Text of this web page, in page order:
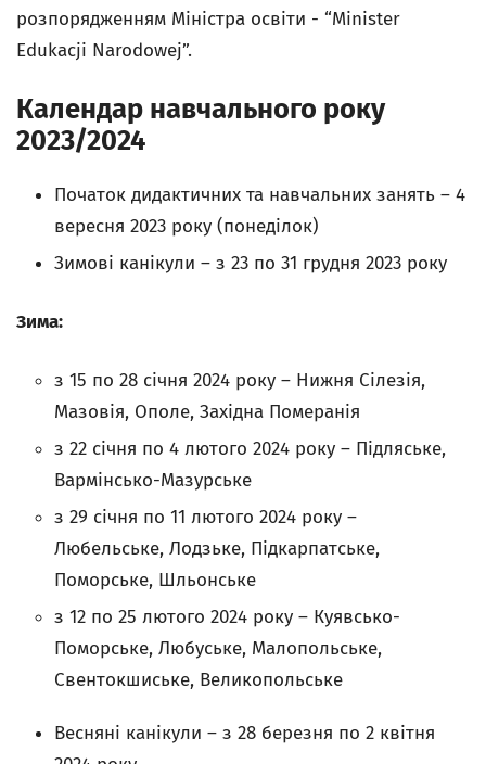
розпорядженням Міністра освіти - “Minister
Edukacji Narodowej”.
Календар навчального року
2023/2024
Початок дидактичних та навчальних занять – 4
вересня 2023 року (понеділок)
Зимові канікули – з 23 по 31 грудня 2023 року
Зима:
з 15 по 28 січня 2024 року – Нижня Сілезія,
Мазовія, Ополе, Західна Померанія
з 22 січня по 4 лютого 2024 року – Підляське,
Вармінсько-Мазурське
з 29 січня по 11 лютого 2024 року –
Любельське, Лодзьке, Підкарпатське,
Поморське, Шльонське
з 12 по 25 лютого 2024 року – Куявсько-
Поморське, Любуське, Малопольське,
Свентокшиське, Великопольське
Весняні канікули – з 28 березня по 2 квітня